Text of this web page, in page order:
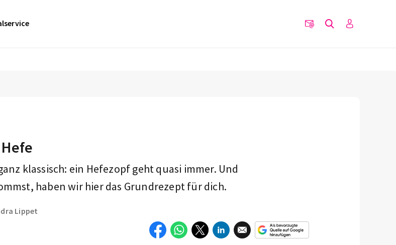
klassisch: ein Hefezopf geht quasi immer. Und
haben wir hier das Grundrezept für dich.
Lippet